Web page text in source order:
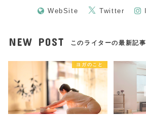
WebSite Twitter
NEW POST このライターの最新記事
ヨガのこと